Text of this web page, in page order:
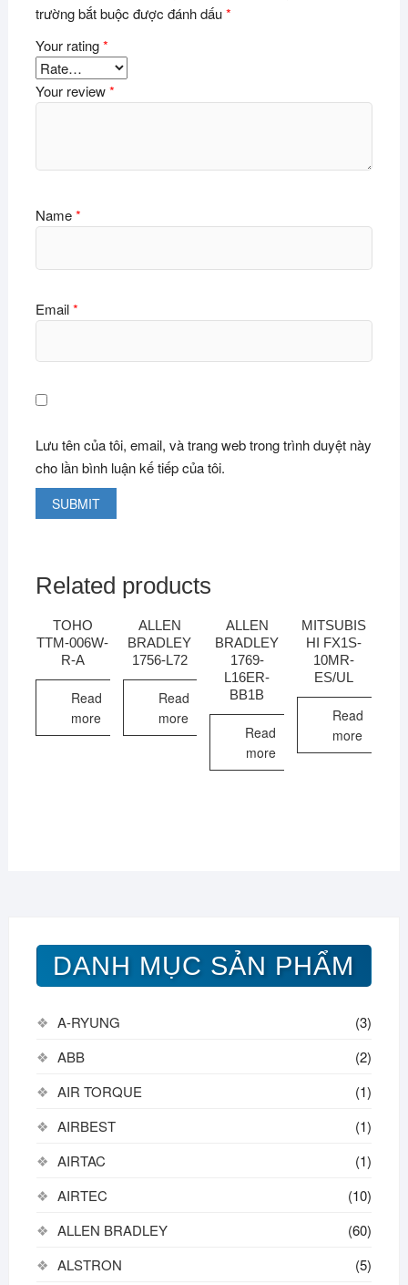
trường bắt buộc được đánh dấu*
Your rating*
Your review*
Name*
Email*
Lưu tên của tôi, email, và trang web trong trình duyệt này
cho lần bình luận kế tiếp của tôi.
Related products
TOHO
TTM-006W-
R-A
Read
more
ALLEN
BRADLEY
1756-L72
Read
more
ALLEN
BRADLEY
1769-
L16ER-
BB1B
Read
more
MITSUBIS
HI FX1S-
10MR-
ES/UL
Read
more
DANH MỤC SẢN PHẨM
A-RYUNG
(3)
ABB
(2)
AIR TORQUE
(1)
AIRBEST
(1)
AIRTAC
(1)
AIRTEC
(10)
ALLEN BRADLEY
(60)
ALSTRON
(5)